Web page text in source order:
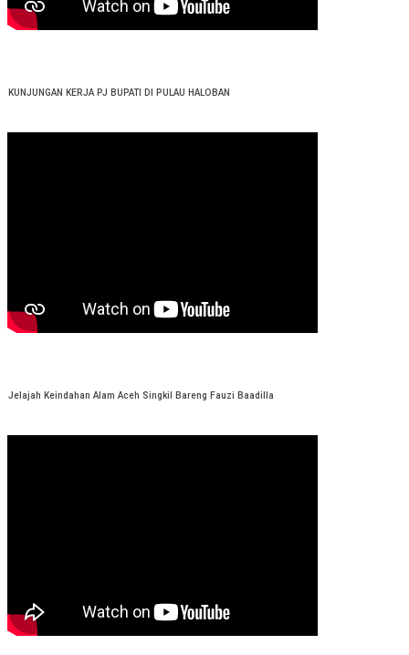
KUNJUNGAN KERJA PJ BUPATI DI PULAU HALOBAN
Jelajah Keindahan Alam Aceh Singkil Bareng Fauzi Baadilla